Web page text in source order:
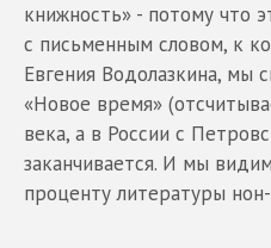
книжность» - потому что
с письменным словом, к
Евгения Водолазкина, мы
«Новое время»
века, а в России с
заканчивается. И мы
проценту литературы